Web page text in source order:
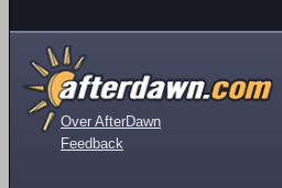
Over AfterDawn
Feedback